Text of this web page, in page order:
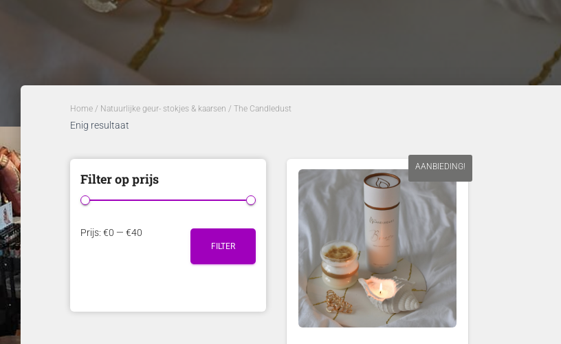
Home / Natuurlijke geur- stokjes & kaarsen / The Candledust
Enig resultaat
Filter op prijs
M
p
M
p
FILTER
Prijs: €0 — €40
AANBIEDING!